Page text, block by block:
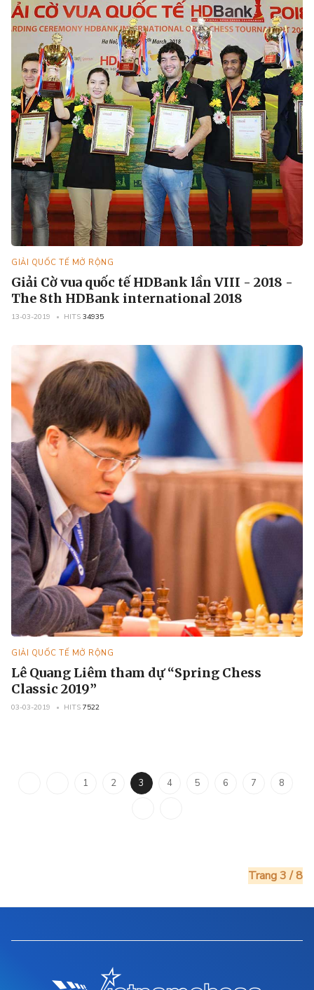
GIẢI QUỐC TẾ MỞ RỘNG
Giải Cờ vua quốc tế HDBank lần VIII - 2018 -
The 8th HDBank international 2018
13-03-2019 HITS 34935
GIẢI QUỐC TẾ MỞ RỘNG
Lê Quang Liêm tham dự “Spring Chess
Classic 2019”
03-03-2019 HITS 7522
1 2 3 4 5 6 7 8
Trang 3 / 8